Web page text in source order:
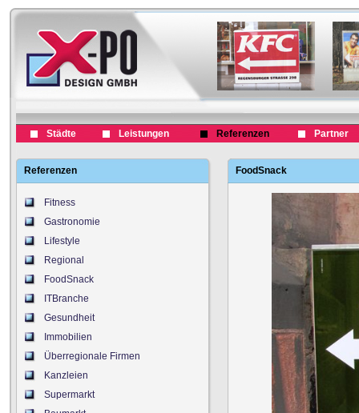
Städte Leistungen Referenzen Partner
Referenzen
Fitness
Gastronomie
Lifestyle
Regional
FoodSnack
ITBranche
Gesundheit
Immobilien
Überregionale Firmen
Kanzleien
Supermarkt
FoodSnack